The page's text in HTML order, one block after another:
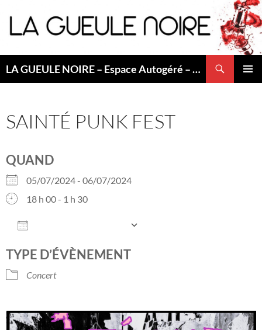
au
contenu
LA GUEULE NOIRE – Espace Autogéré – Saint Etienne
SAINTÉ PUNK FEST
QUAND
05/07/2024 - 06/07/2024
18 h 00 - 1 h 30
TYPE D’ÉVÈNEMENT
Concert